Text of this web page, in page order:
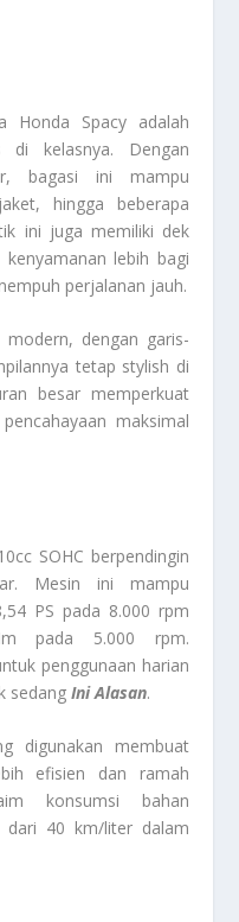
Honda Spacy adalah
di kelasnya. Dengan
bagasi ini mampu
hingga beberapa
ini juga memiliki dek
lebih bagi
perjalanan jauh.
dengan garis-
tetap stylish di
besar memperkuat
maksimal
SOHC berpendingin
Mesin ini mampu
PS pada 8.000 rpm
pada 5.000 rpm.
penggunaan harian
sedang Ini Alasan.
digunakan membuat
efisien dan ramah
konsumsi bahan
dari 40 km/liter dalam